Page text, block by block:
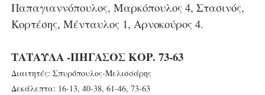
Παπαγιαννόπουλος, Μαρκόπουλος 4, Στασινός,
Κορτέσης, Μένταυλος 1, Αρνοκούρος 4.
ΤΑΤΑΥΛΑ -ΠΗΓΑΣΟΣ ΚΟΡ. 73-63
Διαιτητές: Σπυρόπουλος-Μελισσάρης
Δεκάλεπτα: 16-13, 40-38, 61-46, 73-63